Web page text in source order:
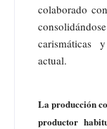
colaborado
carismáticas
actual.
La producción
productor